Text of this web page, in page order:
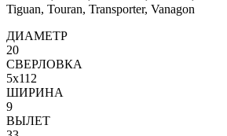
Tiguan, Touran, Transporter, Vanagon
ДИАМЕТР
20
СВЕРЛОВКА
5x112
ШИРИНА
9
ВЫЛЕТ